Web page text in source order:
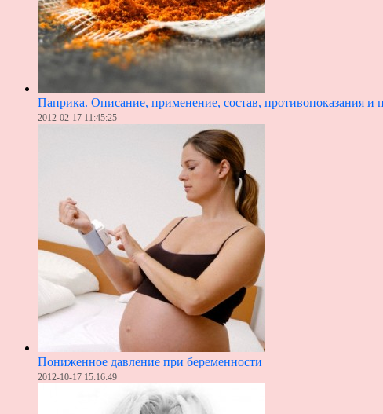
Паприка. Описание, применение, состав, противопоказания и
2012-02-17 11:45:25
Пониженное давление при беременности
2012-10-17 15:16:49